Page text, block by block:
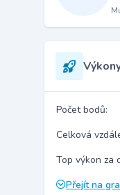
Počet bodů:
Celková
Top výkon za
Přejít na